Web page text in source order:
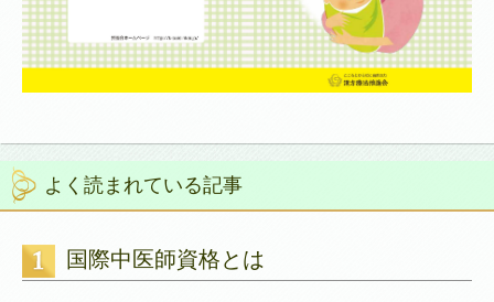
よく読まれている記事
国際中医師資格とは